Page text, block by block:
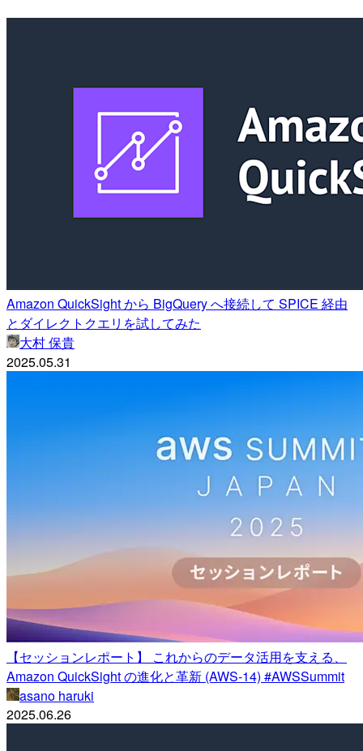
Amazon QuickSight から BigQuery へ接続して SPICE 経由
とダイレクトクエリを試してみた
大村 保貴
2025.05.31
【セッションレポート】 これからのデータ活用を支える、
Amazon QuickSight の進化と革新 (AWS-14) #AWSSummit
asano haruki
2025.06.26